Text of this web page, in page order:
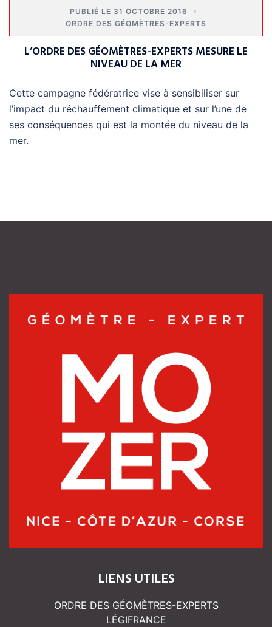
31 OCTOBRE 2016
ORDRE DES GÉOMÈTRES-EXPERTS
L’ORDRE DES GÉOMÈTRES-EXPERTS MESURE LE
NIVEAU DE LA MER
Cette campagne fédératrice vise à sensibiliser sur
l’impact du réchauffement climatique et sur l’une de
ses conséquences qui est la montée du niveau de la
mer.
LIENS UTILES
ORDRE DES GÉOMÈTRES-EXPERTS
LÉGIFRANCE